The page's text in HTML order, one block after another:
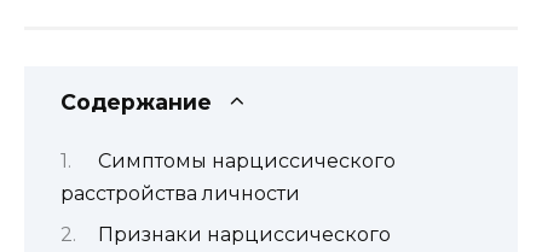
Содержание
Симптомы нарциссического
расстройства личности
Признаки нарциссического